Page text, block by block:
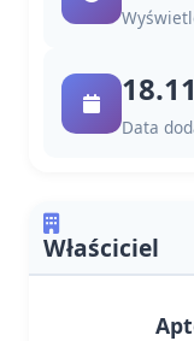
Data
Właściciel